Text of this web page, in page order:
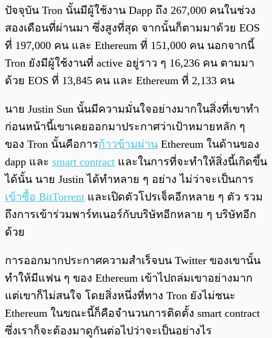
ปัจจุบัน Tron นั้นมีผู้ใช้งาน Dapp ถึง 267,000 คนในช่วง
สองเดือนที่ผ่านมา ซึ่งสูงที่สุด จากนั้นก็ตามมาด้วย EOS
ที่ 197,000 คน และ Ethereum ที่ 151,000 คน นอกจากนี้
Tron ยังมีผู้ใช้งานที่ active อยู่ราว ๆ 16,236 คน ตามมา
ด้วย EOS ที่ 13,845 คน และ Ethereum ที่ 2,133 คน
นาย Justin Sun นั้นมีความมั่นใจอย่างมากในสิ่งที่เขาทำ
ก่อนหน้านี้เขาเคยออกมาประกาศว่าเป้าหมายหลัก ๆ
ของ Tron นั้นคือการก้าวข้ามผ่าน Ethereum ในด้านของ
dapp และ smart contract และในการที่จะทำให้สิ่งนี้เกิดขึ้น
ได้นั้น นาย Justin ได้ทำหลาย ๆ อย่าง ไม่ว่าจะเป็นการ
เข้าซื้อ BitTorrent และเปิดตัวโปรเจ็คอีกหลาย ๆ ตัว รวม
ถึงการเข้าร่วมพาร์ทเนอร์กับบริษัทอีกหลาย ๆ บริษัทอีก
ด้วย
การออกมากประกาศความสำเร็จบน Twitter ของเขานั้น
ทำให้มีแฟน ๆ ของ Ethereum เข้าไปถล่มเขาอย่างมาก
แต่เขาก็ไม่สนใจ โดยสิ่งหนึ่งที่ทาง Tron ยังไม่ชนะ
Ethereum ในขณะนี้ก็คือจำนวนการติดตั้ง smart contract
ซึ่งเราก็จะต้องมาดูกันต่อไปว่าจะเป็นอย่างไร